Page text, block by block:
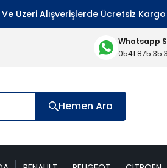
Üzeri Alışverişlerde Ücretsiz Kargo
Whatsapp
0541 875 35
Hemen Ara